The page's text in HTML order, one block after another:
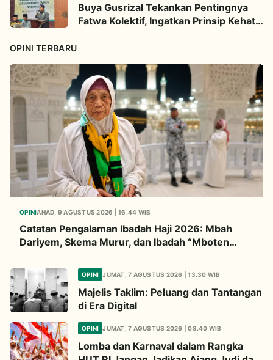
Buya Gusrizal Tekankan Pentingnya
Fatwa Kolektif, Ingatkan Prinsip Kehati-
OPINI TERBARU
OPINIAHAD, 9 AGUSTUS 2026 | 16.44 WIB
Catatan Pengalaman Ibadah Haji 2026: Mbah
Dariyem, Skema Murur, dan Ibadah “Mboten
OPINI JUMAT, 7 AGUSTUS 2026 | 13.30 WIB
Majelis Taklim: Peluang dan Tantangan
di Era Digital
OPINI JUMAT, 7 AGUSTUS 2026 | 08.40 WIB
Lomba dan Karnaval dalam Rangka